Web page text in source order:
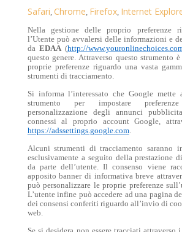
Safari, Chrome, Firefox, Internet
Nella gestione delle proprio preferenze
l’Utente può avvalersi delle informazioni e
da EDAA(http://
questo genere. Attraverso questo strumento
proprie preferenze riguardo una vasta
strumenti di tracciamento.
Si informa l’interessato che Google mette
strumento per impostare
personalizzazione degli annunci
connessi al proprio account Google,
https://adssettings.google.com.
Alcuni strumenti di tracciamento saranno
esclusivamente a seguito della prestazione
da parte dell’utente. Il consenso viene
apposito banner di informativa breve
può personalizzare le proprie preferenze
L’utente infine può accedere ad una pagina
dei consensi conferiti riguardo all’invio di
web.